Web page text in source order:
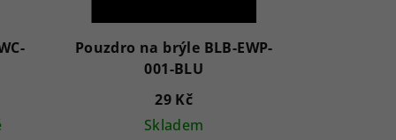
Pouzdro na brýle BLB-EWP-
001-BLU
29 Kč
Skladem